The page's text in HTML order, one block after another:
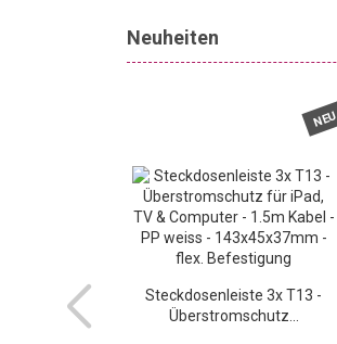
Neuheiten
NEU
Steckdosenleiste 3x T13 -
Überstromschutz...